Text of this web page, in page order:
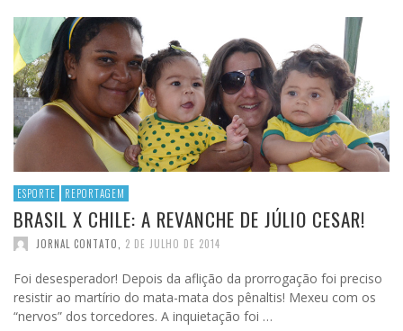
ESPORTE REPORTAGEM
BRASIL X CHILE: A REVANCHE DE JÚLIO CESAR!
JORNAL CONTATO 2 DE JULHO DE 2014
Foi desesperador! Depois da aflição da prorrogação foi preciso
resistir ao martírio do mata-mata dos pênaltis! Mexeu com os
“nervos” dos torcedores. A inquietação foi …